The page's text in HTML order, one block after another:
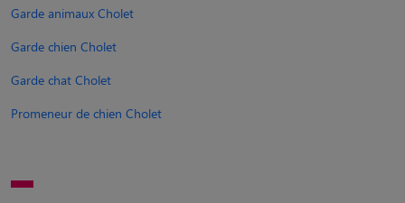
Garde animaux Cholet
Garde chien Cholet
Garde chat Cholet
Promeneur de chien Cholet